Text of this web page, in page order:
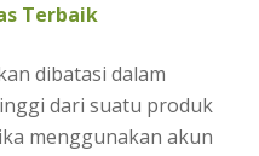
Terbaik
dibatasi dalam
dari suatu produk
menggunakan akun